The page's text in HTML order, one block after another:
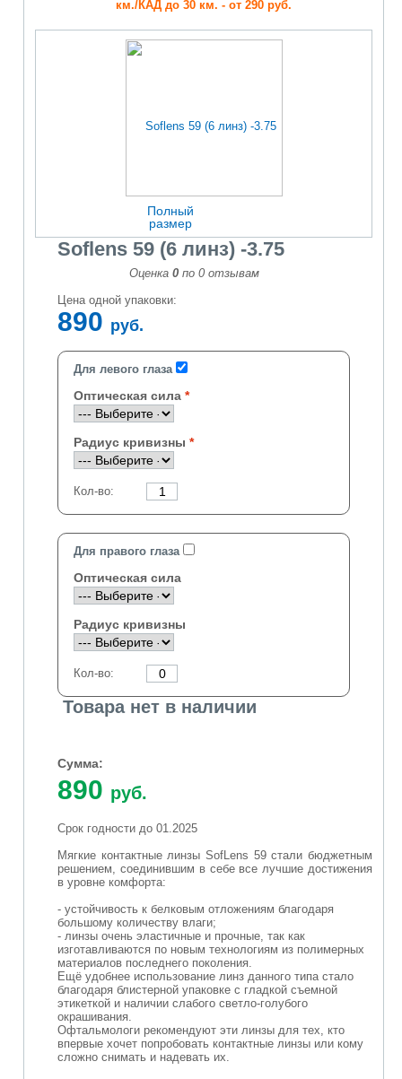
км./КАД до 30 км. - от 290 руб.
Полный
размер
Soflens 59 (6 линз) -3.75
Оценка 0 по 0 отзывам
Цена одной упаковки:
890 руб.
Для левого глаза
Оптическая сила
Радиус кривизны
Кол-во:
Для правого глаза
Оптическая сила
Радиус кривизны
Кол-во:
Товара нет в наличии
Сумма:
890 руб.
Срок годности до 01.2025
Мягкие контактные линзы SofLens 59 стали бюджетным
решением, соединившим в себе все лучшие достижения
в уровне комфорта:
- устойчивость к белковым отложениям благодаря
большому количеству влаги;
- линзы очень эластичные и прочные, так как
изготавливаются по новым технологиям из полимерных
материалов последнего поколения.
Ещё удобнее использование линз данного типа стало
благодаря блистерной упаковке с гладкой съемной
этикеткой и наличии слабого светло-голубого
окрашивания.
Офтальмологи рекомендуют эти линзы для тех, кто
впервые хочет попробовать контактные линзы или кому
сложно снимать и надевать их.